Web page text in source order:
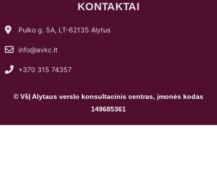
KONTAKTAI
Pulko g. 5A, LT-62135 Alytus
info@avkc.lt
+370 315 74357
© VšĮ Alytaus verslo konsultacinis centras, įmonės kodas
149685361